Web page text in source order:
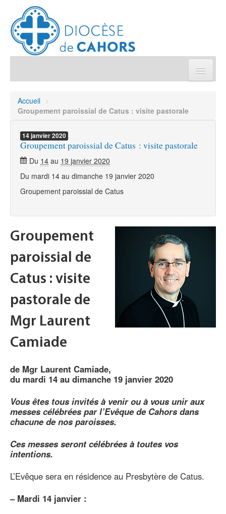
Sanctuaires & Pélerinages
Agenda diocésain
Accueil >
Groupement paroissial de Catus : visite pastorale
14janvier2020
Groupement paroissial de Catus : visite pastorale
Du 14 au 19 janvier 2020
Du mardi 14 au dimanche 19 janvier 2020
Groupement paroissial de Catus
Groupement
paroissial de
Catus : visite
pastorale de
Mgr Laurent
Camiade
de Mgr Laurent Camiade,
du mardi 14 au dimanche 19 janvier 2020
Vous êtes tous invités à venir ou à vous unir aux
messes célébrées par l’Evêque de Cahors dans
chacune de nos paroisses.
Ces messes seront célébrées à toutes vos
intentions.
L’Evêque sera en résidence au Presbytère de Catus.
– Mardi 14 janvier :